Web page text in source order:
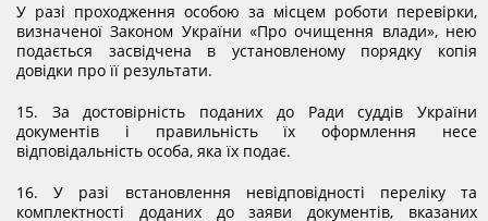
У разі проходження особою за місцем роботи перевірки,
визначеної Законом України «Про очищення влади», нею
подається засвідчена в установленому порядку копія
довідки про її результати.
15. За достовірність поданих до Ради суддів України
документів і правильність їх оформлення несе
відповідальність особа, яка їх подає.
16. У разі встановлення невідповідності переліку та
комплектності доданих до заяви документів, вказаних